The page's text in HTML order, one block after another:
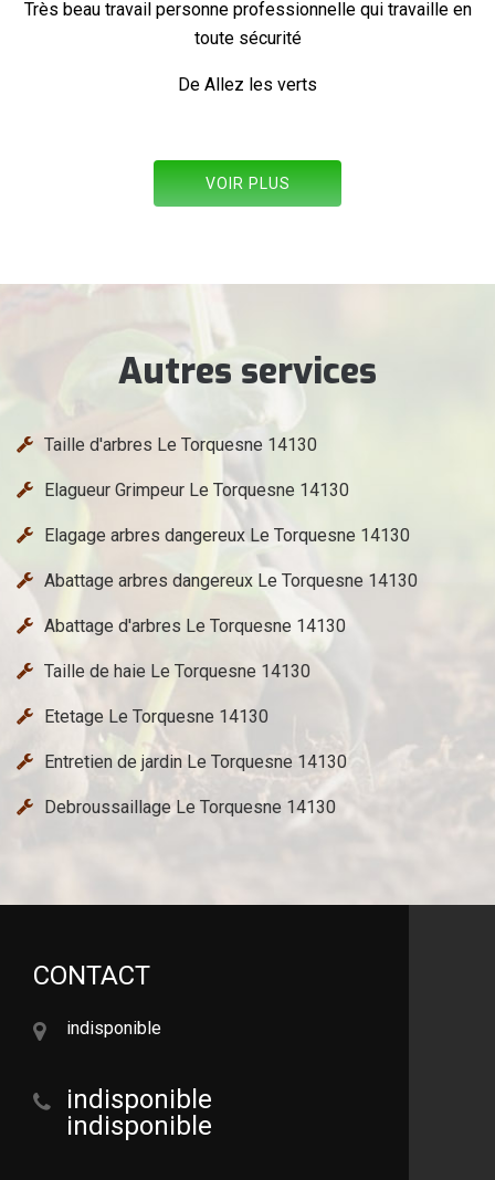
personne professionnelle qui travaille en
De Allez les verts
VOIR PLUS
Autres services
Taille d'arbres Le Torquesne 14130
Elagueur Grimpeur Le Torquesne 14130
Elagage arbres dangereux Le Torquesne 14130
Abattage arbres dangereux Le Torquesne 14130
Abattage d'arbres Le Torquesne 14130
Taille de haie Le Torquesne 14130
Etetage Le Torquesne 14130
Entretien de jardin Le Torquesne 14130
Debroussaillage Le Torquesne 14130
CONTACT
indisponible
indisponible
indisponible